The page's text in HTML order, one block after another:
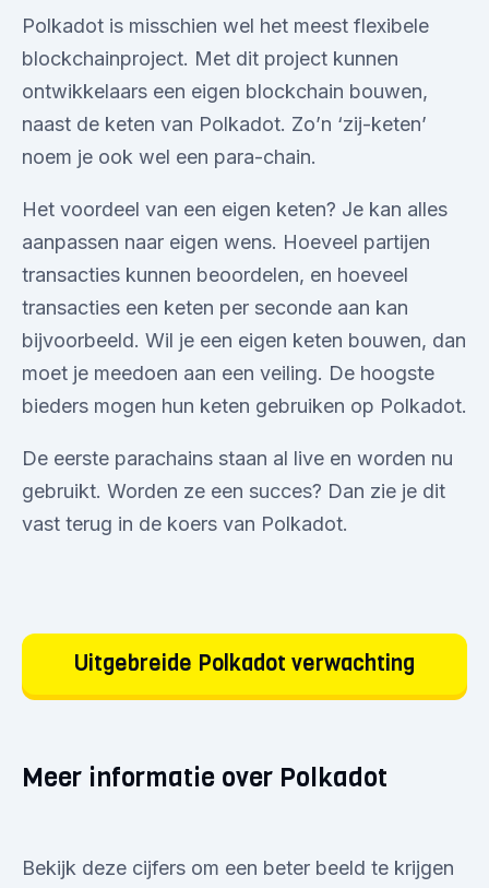
Polkadot is misschien wel het meest flexibele
blockchainproject. Met dit project kunnen
ontwikkelaars een eigen blockchain bouwen,
naast de keten van Polkadot. Zo’n ‘zij-keten’
noem je ook wel een para-chain.
Het voordeel van een eigen keten? Je kan alles
aanpassen naar eigen wens. Hoeveel partijen
transacties kunnen beoordelen, en hoeveel
transacties een keten per seconde aan kan
bijvoorbeeld. Wil je een eigen keten bouwen, dan
moet je meedoen aan een veiling. De hoogste
bieders mogen hun keten gebruiken op Polkadot.
De eerste parachains staan al live en worden nu
gebruikt. Worden ze een succes? Dan zie je dit
vast terug in de koers van Polkadot.
Uitgebreide Polkadot verwachting
Meer informatie over Polkadot
Bekijk deze cijfers om een beter beeld te krijgen